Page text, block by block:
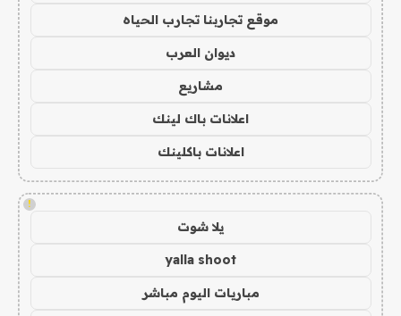
موقع تجاربنا تجارب الحياه
ديوان العرب
مشاريع
اعلانات باك لينك
اعلانات باكلينك
!
يلا شوت
yalla shoot
مباريات اليوم مباشر